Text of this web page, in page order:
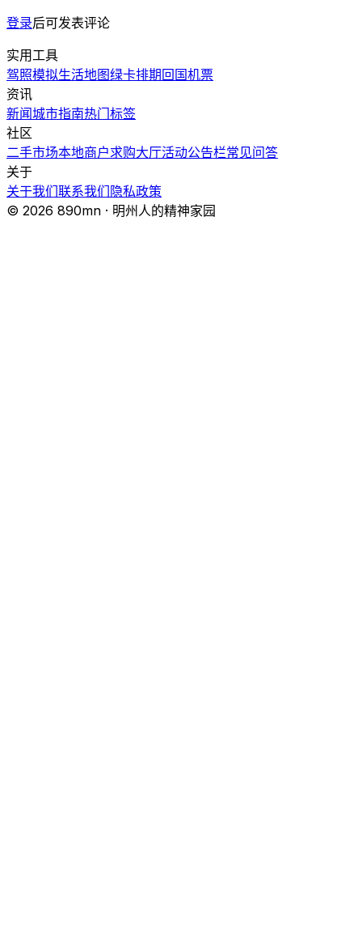
登录后可发表评论
实用工具
驾照模拟生活地图绿卡排期 回国机票
资讯
新闻城市指南热门标签
社区
二手市场本地商户求购大厅活动公告栏常见问答
关于
关于我们联系我们 隐私政策
© 2026 890mn · 明州人的精神家园